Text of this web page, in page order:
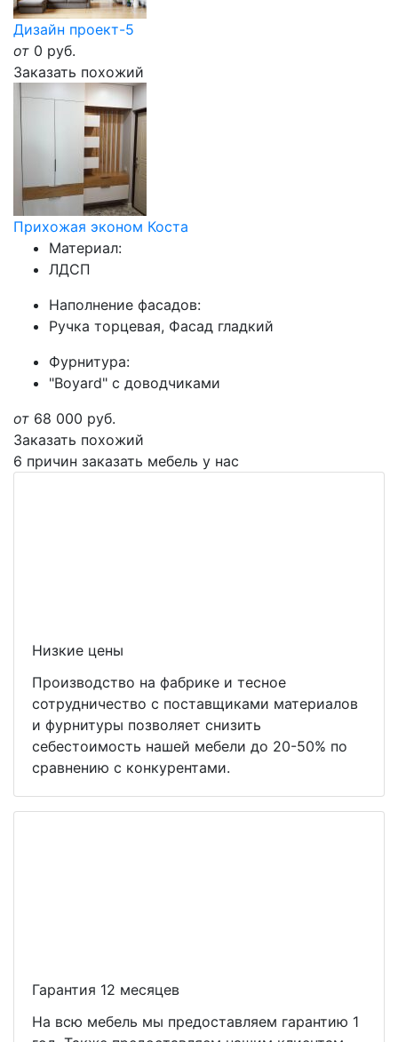
Дизайн проект-5
от 0 руб.
Заказать похожий
Прихожая эконом Коста
Материал:
ЛДСП
Наполнение фасадов:
Ручка торцевая, Фасад гладкий
Фурнитура:
"Boyard" с доводчиками
от 68 000 руб.
Заказать похожий
6 причин заказать мебель у нас
Низкие цены
Производство на фабрике и тесное
сотрудничество с поставщиками материалов
и фурнитуры позволяет снизить
себестоимость нашей мебели до 20-50% по
сравнению с конкурентами.
Гарантия 12 месяцев
На всю мебель мы предоставляем гарантию 1